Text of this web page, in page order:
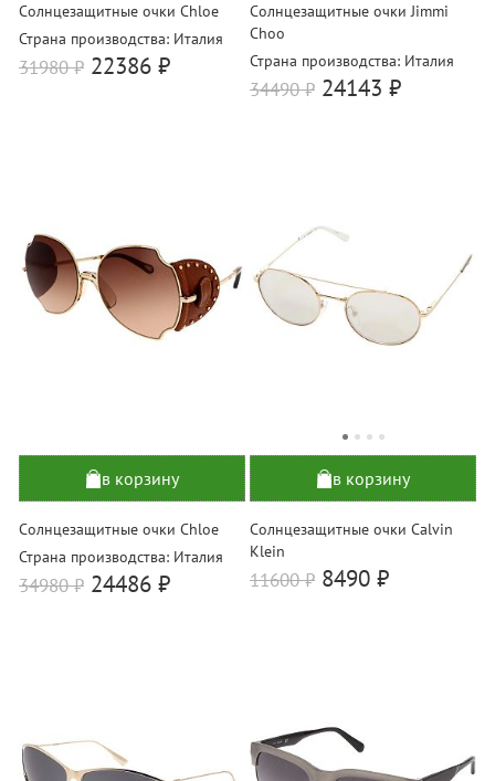
Солнцезащитные очки Chloe
Страна производства: Италия
31980₽ 22386 ₽
Солнцезащитные очки Jimmi
Choo
Страна производства: Италия
34490₽ 24143 ₽
в корзину
Солнцезащитные очки Chloe
Страна производства: Италия
34980₽ 24486 ₽
в корзину
Солнцезащитные очки Calvin
Klein
11600₽ 8490 ₽